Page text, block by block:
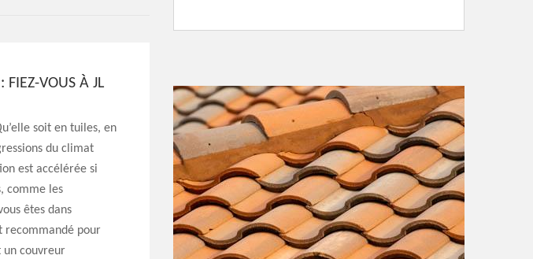
FIEZ-VOUS À JL
soit en tuiles, en
du climat
est accélérée si
comme les
êtes dans
recommandé pour
un couvreur